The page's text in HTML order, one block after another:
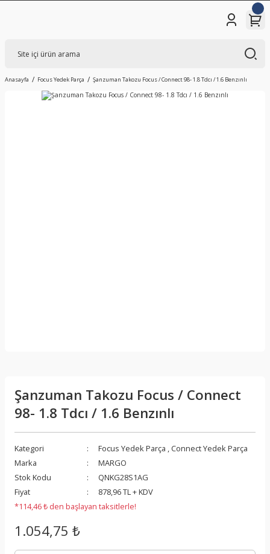
Anasayfa Focus Yedek Parça Şanzuman Takozu Focus / Connect 98- 1.8 Tdcı / 1.6 Benzınlı
Şanzuman Takozu Focus / Connect
98- 1.8 Tdcı / 1.6 Benzınlı
Kategori Focus Yedek Parça , Connect Yedek Parça
Marka
MARGO
Stok Kodu
QNKG28S1AG
Fiyat
878,96 TL + KDV
*114,46 ₺ den başlayan taksitlerle!
1.054,75 ₺